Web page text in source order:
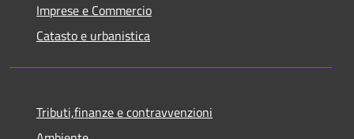
Imprese e Commercio
Catasto e urbanistica
Tributi,finanze e contravvenzioni